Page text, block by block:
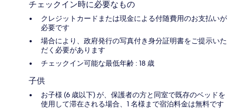
チェックイン時に必要なもの
クレジットカードまたは現金による付随費用のお支払いが
必要です
場合により、政府発行の写真付き身分証明書をご提示いた
だく必要があります
チェックイン可能な最低年齢 : 18 歳
子供
お子様 (6 歳以下) が、保護者の方と同室で既存のベッドを
使用して滞在される場合、1 名様まで宿泊料金は無料です